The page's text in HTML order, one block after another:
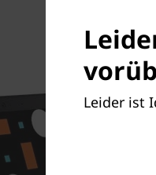
Leider ist